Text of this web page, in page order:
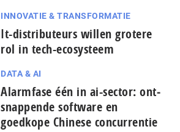
INNOVATIE & TRANSFORMATIE
It-dis­tri­bu­teurs willen grotere
rol in tech-ecosysteem
DATA & AI
Alarmfase één in ai-sector: ont­
snap­pen­de software en
goedkope Chinese con­cur­ren­tie